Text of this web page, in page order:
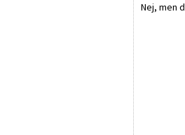
Nej, men